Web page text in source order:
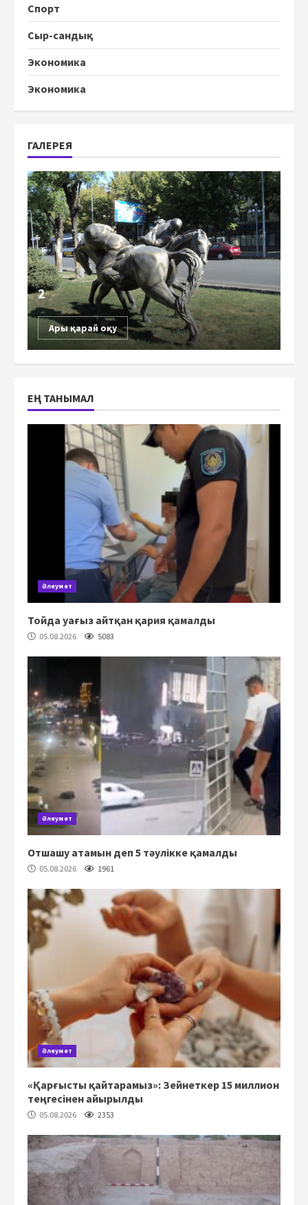
Спорт
Сыр-сандық
Экономика
Экономика
ГАЛЕРЕЯ
2
Ары қарай оқу
ЕҢ ТАНЫМАЛ
Әлеумет
Тойда уағыз айтқан қария қамалды
05.08.2026 5083
Әлеумет
Отшашу атамын деп 5 тәулікке қамалды
05.08.2026 1961
Әлеумет
«Қарғысты қайтарамыз»: Зейнеткер 15 миллион
теңгесінен айырылды
05.08.2026 2353